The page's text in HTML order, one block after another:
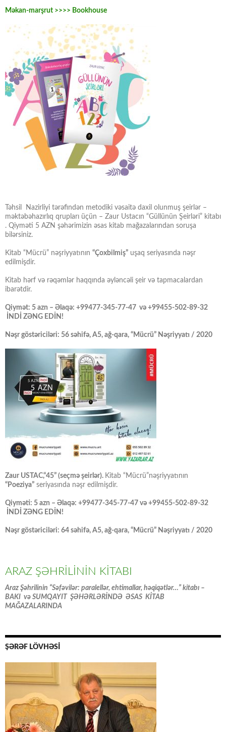
Məkan-marşrut >>>> Bookhouse
Təhsil Nazirliyi tərəfindən metodiki vəsaitə daxil olunmuş şeirlər –
məktəbəhazırlıq qrupları üçün – Zaur Ustacın “Güllünün Şeirləri” kitabı
. Qiyməti 5 AZN şəhərimizin əsas kitab mağazalarından soruşa
bilərsiniz.
Kitab “Mücrü” nəşriyyatının “Çoxbilmiş” uşaq seriyasında nəşr
edilmişdir.
Kitab hərf və rəqəmlər haqqında əyləncəli şeir və tapmacalardan
ibarətdir.
Qiymət: 5 azn – Əlaqə: +99477-345-77-47 və +99455-502-89-32
İNDİ ZƏNG EDİN!
Nəşr göstəriciləri: 56 səhifə, A5, ağ-qara, “Mücrü” Nəşriyyatı / 2020
Zaur USTAC,“45” (seçmə şeirlər). Kitab “Mücrü”nəşriyyatının
“Poeziya” seriyasında nəşr edilmişdir.
Qiyməti: 5 azn – Əlaqə: +99477-345-77-47 və +99455-502-89-32
İNDİ ZƏNG EDİN!
Nəşr göstəriciləri: 64 səhifə, A5, ağ-qara, “Mücrü” Nəşriyyatı / 2020
ARAZ ŞƏHRİLİNİN KİTABI
Araz Şəhrilinin “Səfəvilər: paralellər, ehtimallar, həqiqətlər…” kitabı –
BAKI və SUMQAYIT ŞƏHƏRLƏRİNDƏ ƏSAS KİTAB
MAĞAZALARINDA
ŞƏRƏF LÖVHƏSİ